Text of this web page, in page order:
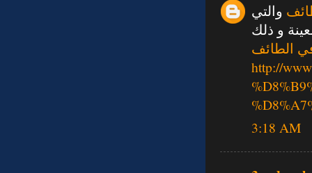
والتي
و ذلك
الطائف
http://
3:18 AM